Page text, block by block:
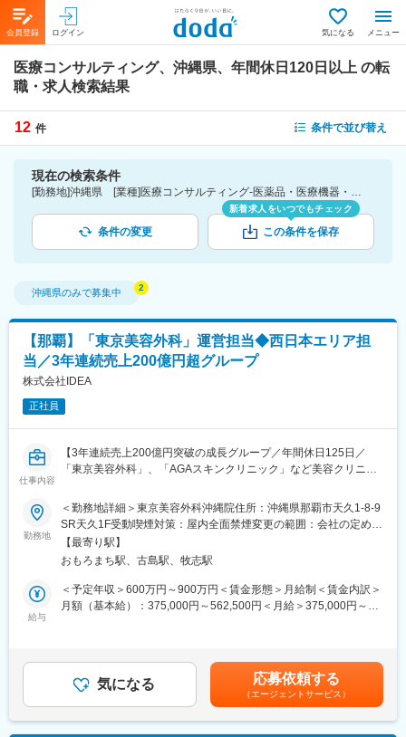
会員登録 ログイン 気になる メニュー
医療コンサルティング、沖縄県、年間休日120日以上 の転
職・求人検索結果
12 件 条件で並び替え
現在の検索条件
[勤務地]沖縄県 [業種]医療コンサルティング-医薬品・医療機器・ライフサイエンス・医療系サービス [こだわり条件ピックアップ]年間休日120日以上 [詳細条件](休日・働き方)年間休日120日以上
条件の変更
新着求人をいつでもチェック
この条件を保存
沖縄県のみで募集中
【那覇】「東京美容外科」運営担当◆西日本エリア担
当／3年連続売上200億円超グループ
株式会社IDEA
正社員
仕事内容
【3年連続売上200億円突破の成長グループ／年間休日125日／
「東京美容外科」、「AGAスキンクリニック」など美容クリニッ
全国で100院以上の自由診療クリニックを展開する当社にて、
「東京美容外科」の売上増をミッションに、各業務をご担当頂き
ます。
東京美容外科（https://www.tkc110.jp/）
■業務内容：
・美容整形オペトラブル対応
・ドクターに関する各種対応
勤務地
＜勤務地詳細＞東京美容外科沖縄院住所：沖縄県那覇市天久1-8-9
SR天久1F受動喫煙対策：屋内全面禁煙変更の範囲：会社の定める
事業所
【最寄り駅】
おもろまち駅、古島駅、牧志駅
給与
＜予定年収＞600万円～900万円＜賃金形態＞月給制＜賃金内訳＞
月額（基本給）：375,000円～562,500円＜月給＞375,000円～
額であり、選考を通じて上下する可能性があります。月給(月額)は
固定手当を含めた表記です。
気になる 応募依頼する
（エージェントサービス）